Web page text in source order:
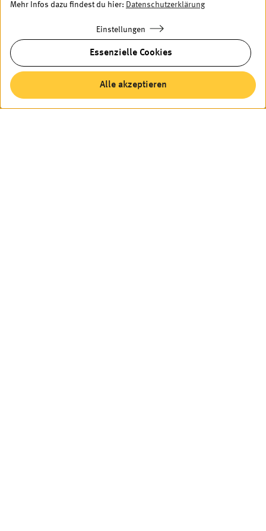
Nächstes Projekt
Mehr Infos dazu findest du hier: Datenschutzerklärung
Einstellungen
Essenzielle Cookies
Alle akzeptieren